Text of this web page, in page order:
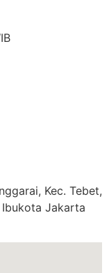
Kec. Tebet,
Ibukota Jakarta